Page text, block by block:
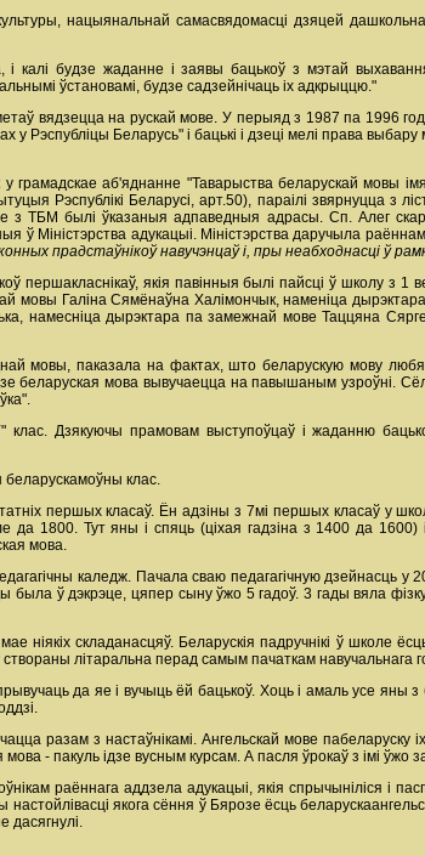
нацыянальнай самасвядомасці дзяцей
калі будзе жаданне і заявы бацькоў з мэтай
ўстановамі, будзе садзейнічаць іх адкрыццю."
вядзецца на рускай мове. У перыяд з 1987 па 1996
у Рэспубліцы Беларусь" і бацькі і дзеці мелі права
грамадскае аб'яднанне "Таварыства беларускай мовы
Рэспублікі Беларусі, арт.50), параілі звярнуцца з
з ТБМ былі ўказаныя адпаведныя адрасы. Сп. Алег
ў Міністэрства адукацыі. Міністэрства даручыла
прадстаўнікоў навучэнцаў і, пры неабходнасці ў
якія павінныя былі пайсці ў школу з 1
мовы Галіна Сямёнаўна Халімончык, наменіца
намесніца дырэктара па замежнай мове Таццяна
мовы, паказала на фактах, што беларускую мову
беларуская мова вывучаецца на павышаным узроўні.
клас. Дзякуючы прамовам выступоўцаў і жаданню
клас.
першых класаў. Ён адзіны з 7мі першых класаў у
да 1800. Тут яны і спяць (ціхая гадзіна з 1400 да
мова.
каледж. Пачала сваю педагагічную дзейнасць
была ў дэкрэце, цяпер сыну ўжо 5 гадоў. 3 гады вяла
ніякіх складанасцяў. Беларускія падручнікі ў школе
літаральна перад самым пачаткам навучальнага
да яе і вучыць ёй бацькоў. Хоць і амаль усе яны з
разам з настаўнікамі. Ангельскай мове
- пакуль ідзе вусным курсам. А пасля ўрокаў з імі ўжо
раённага аддзела адукацыі, якія спрычыніліся і
якога сёння ў Бярозе ёсць
дасягнулі.